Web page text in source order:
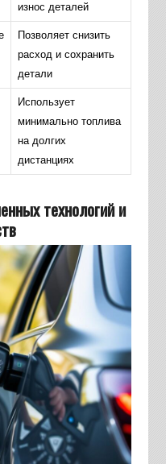
износ деталей
Позволяет снизить
расход и сохранить
детали
Использует
минимально топлива
на долгих
дистанциях
технологий и